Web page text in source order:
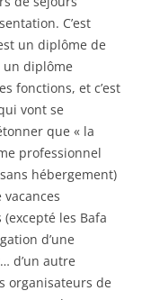
C’est
un diplôme de
un diplôme
fonctions, et c’est
vont se
que « la
professionnel
hébergement)
les Bafa
d’une
d’un autre
organisateurs de